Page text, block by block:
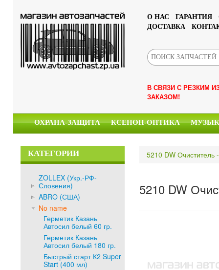
О НАС ГАРАНТИЯ
ДОСТАВКА
В СВЯЗИ С РЕЗКИМ
ЗАКАЗОМ!
ОХРАНА-ЗАЩИТА КСЕНОН-ОПТИКА
КАТЕГОРИИ
ZOLLEX (Укр.-РФ-
Словения)
ABRO (США)
No name
Герметик Казань
Автосил белый 60 гр.
Герметик Казань
Автосил белый 180 гр.
Быстрый старт К2 Super
Start (400 мл)
5210 DW Очиститель
5210 DW